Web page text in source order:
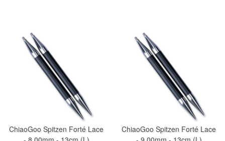
ChiaoGoo Spitzen Forté Lace
ChiaoGoo Spitzen Forté Lace